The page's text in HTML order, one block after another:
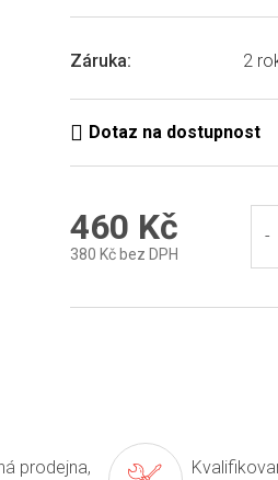
Záruka: 2
0,0
5
hvězdiček.
460 Kč
380 Kč bez DPH
prodejna,